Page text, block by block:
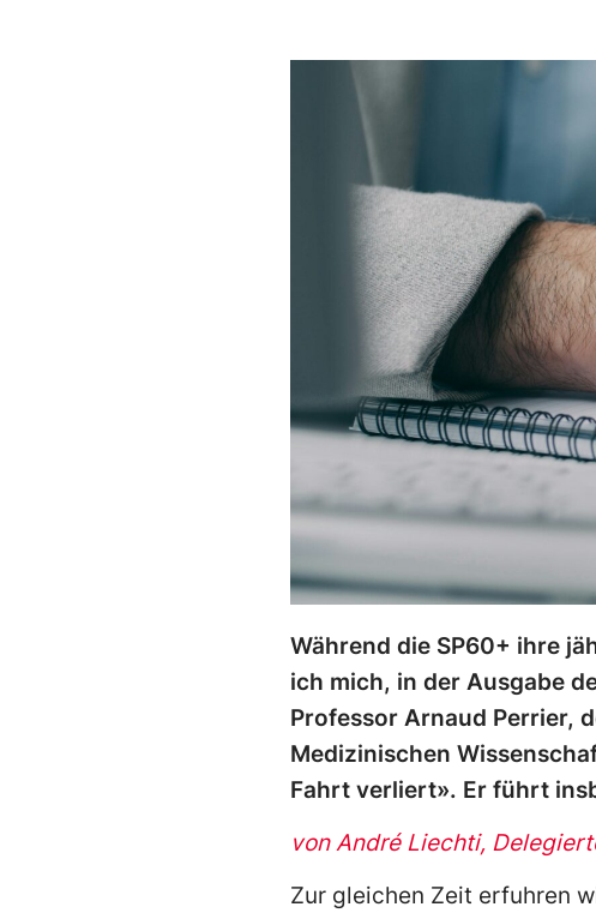
Während die SP60+ ihre
ich mich, in der Ausgabe
Professor Arnaud Perrier,
Medizinischen
Fahrt verliert». Er führt
von André Liechti,
Zur gleichen Zeit erfuhren